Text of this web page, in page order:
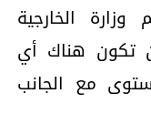
الخارجية
تكون هناك أي
‌مع ⁠الجانب